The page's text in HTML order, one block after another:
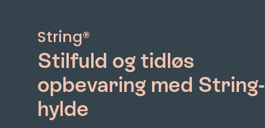
String®
Stilfuld og tidløs
opbevaring med String-
hylde